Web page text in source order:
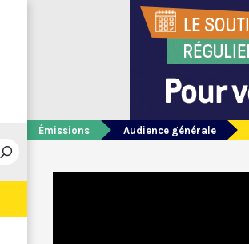
Émissions Audience générale